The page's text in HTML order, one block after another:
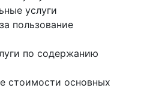
услуги
пользование
по содержанию
стоимости основных